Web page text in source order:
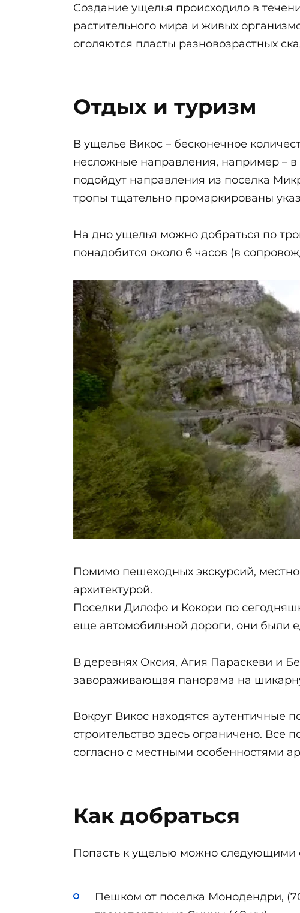
Создание ущелья происходило в
растительного мира и живых
оголяются пласты разновозрастных
Отдых и туризм
В ущелье Викос – бесконечное
несложные направления, например –
подойдут направления из поселка
тропы тщательно промаркированы
На дно ущелья можно добраться по
понадобится около 6 часов (в
Помимо пешеходных экскурсий,
архитектурой.
Поселки Дилофо и Кокори по
еще автомобильной дороги, они
В деревнях Оксия, Агия Параскеви и
завораживающая панорама на
Вокруг Викос находятся аутентичные
строительство здесь ограничено. Все
согласно с местными особенностями
Как добраться
Попасть к ущелью можно следующими
Пешком от поселка Монодендри,